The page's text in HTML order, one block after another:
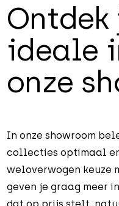
ideale
onze
In onze showroom
collecties optimaal en
weloverwogen keuze
geven je graag meer